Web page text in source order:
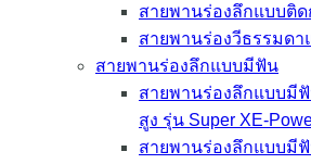
สายพานร่องลึกแบบติ
สายพานร่องวีธรรมด
สายพานร่องลึกแบบมีฟัน
สายพานร่องลึกแบบมี
สูง รุ่น Super XE-
สายพานร่องลึกแบบมี